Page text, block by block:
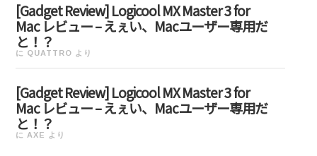
[Gadget Review] Logicool MX Master 3 for
Mac レビュー – えぇい、Macユーザー専用だ
と！？
に QUATTRO より
[Gadget Review] Logicool MX Master 3 for
Mac レビュー – えぇい、Macユーザー専用だ
と！？
に AXE より